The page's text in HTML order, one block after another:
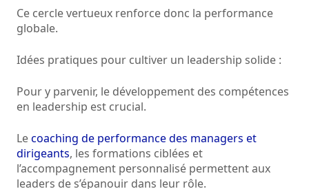
Ce cercle vertueux renforce donc la performance
globale.
Idées pratiques pour cultiver un leadership solide :
Pour y parvenir, le développement des compétences
en leadership est crucial.
Lecoaching de performance des managers et
dirigeants, les formations ciblées et
l’accompagnement personnalisé permettent aux
leaders de s’épanouir dans leur rôle.